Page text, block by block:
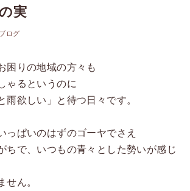
実
ブログ
困りの地域の方々も
ゃるというのに
雨欲しい」と待つ日々です。
っぱいのはずのゴーヤでさえ
ちで、いつもの青々とした勢いが感じ
ん。